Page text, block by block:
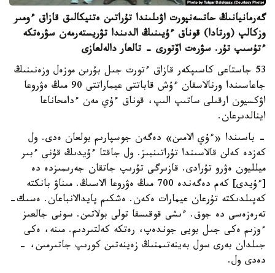
گەرمانيانىڭ حاتسەنپورت اۋىلىندا تۇراتىن ەتنيكالىق قازاق ءومىر
وزكالپ (ورتادا) قوناق ءۇيىنىڭ الدىندا تۋريستەرمەن سۋرەتكە
ءتۇسىپ تۇر. سۋرەت اۆتورى - تالعار دالەلعازى
53 جاستاعى كاسىپكەر قازاق ءتورت جىل بۇرىن موزەل وزەنىنىڭ
جاعاسىندا ورنالاسقان ءۇش قاباتتى عيماراتتى 90 مىڭ ەۋروعا
اۋكسيون ارقىلى ساتىپ الىپ، قوناق ءۇي مەن ءدامحاناعا
اينالدىرعان.
- باسىندا «ءۇي الامىن» دەگەن جوسپارىم بولعان ەدى. ول
كەزدە كەلن قالاسىندا تۇراتىنبىز. ول جاقتا ءۇيدىڭ قۇنى ءبىر
ميلليون ەۋرو تۇرادى. قازىرگى تۇرىپ جاتقان جەرىمىزدە دە
[ءۇيدى] كەم دەگەندە 700 مىڭ ەۋروعا الاسىڭ. مىناۋ بانكتە
كەپىلدىكتە تۇرعان عيمارات ەكەن. ەشكىم پايدالانباعان. ەسىك-
تەرەزەسى دە جوق. ءىشى قوقىسقا تولى بولاتىن. سونى جالعىز
ءوزىم ەكى جىل بويى جوندەپ، رەتكە كەلتىردىم. مىنە، ەكى
جىلدان بەرى سول بەينەتىمنىڭ زەينەتىن كورىپ جاتىرمىن، -
دەدى ول.